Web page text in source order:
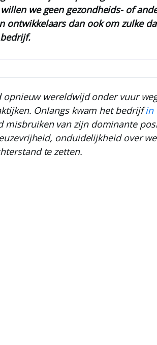
we geen gezondheids- of
ontwikkelaars dan ook om zulke
wereldwijd onder vuur
Onlangs kwam het bedrijfin
misbruiken van zijn dominante
onduidelijkheid over
te zetten.